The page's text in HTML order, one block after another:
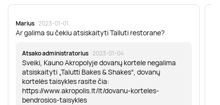
Marius · 2023-01-01
Ar galima su čekiu atsiskaityti Talluti restorane?
Atsako administratorius · 2023-01-04
Sveiki, Kauno Akropolyje dovanų kortele negalima
atsiskaityti „Talutti Bakes & Shakes“, dovanų
kortelės taisykles rasite čia:
https://www.akropolis.lt/lt/dovanu-korteles-
bendrosios-taisykles